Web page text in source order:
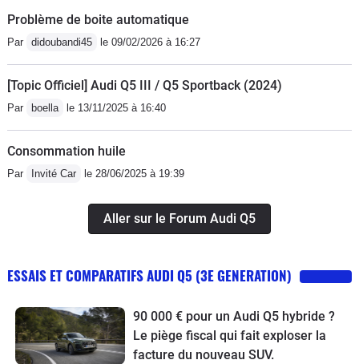
Problème de boite automatique
Par didoubandi45 le 09/02/2026 à 16:27
[Topic Officiel] Audi Q5 III / Q5 Sportback (2024)
Par boella le 13/11/2025 à 16:40
Consommation huile
Par Invité Car le 28/06/2025 à 19:39
Aller sur le Forum Audi Q5
ESSAIS ET COMPARATIFS AUDI Q5 (3E GENERATION)
90 000 € pour un Audi Q5 hybride ?
Le piège fiscal qui fait exploser la
facture du nouveau SUV.